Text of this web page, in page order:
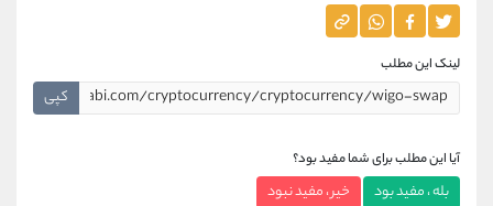
لینک این مطلب
کپی
آیا این مطلب برای شما مفید بود؟
بله ، مفید بود خیر ، مفید نبود